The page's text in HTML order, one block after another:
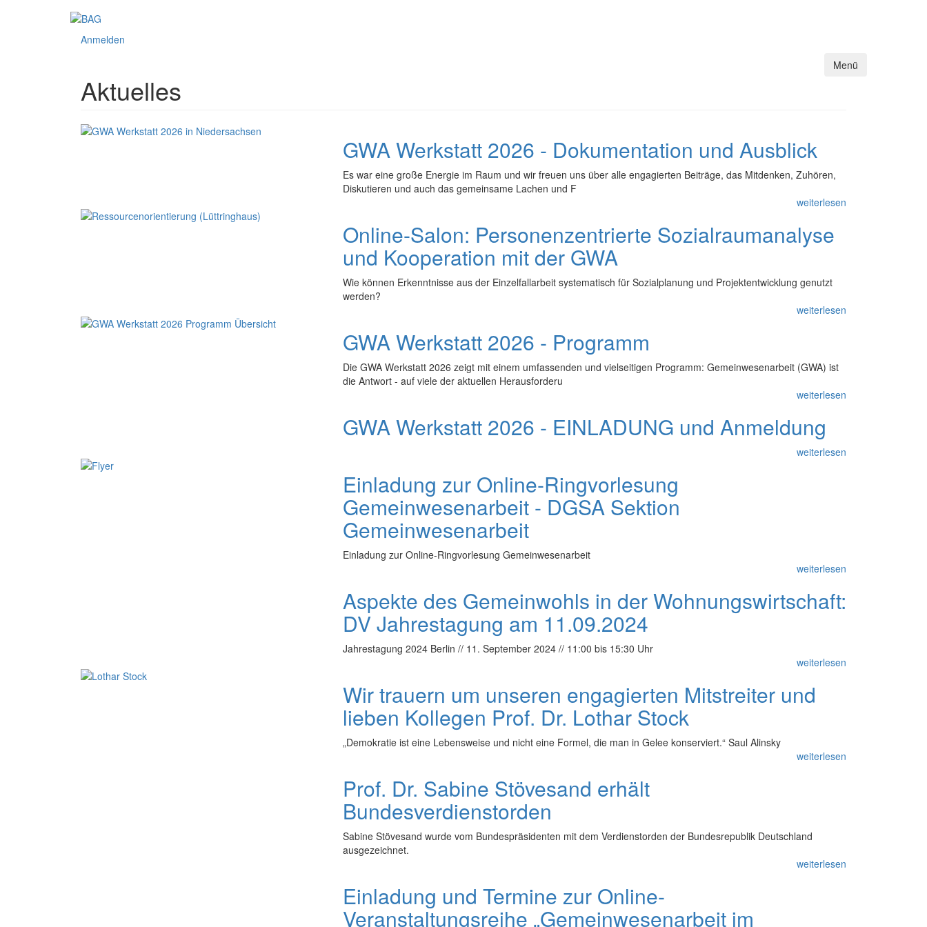
Anmelden
Menü
Aktuelles
GWA Werkstatt 2026 - Dokumentation und Ausblick
Es war eine große Energie im Raum und wir freuen uns über alle engagierten Beiträge, das Mitdenken, Zuhören,
Diskutieren und auch das gemeinsame Lachen und F
weiterlesen
Online-Salon: Personenzentrierte Sozialraumanalyse
und Kooperation mit der GWA
Wie können Erkenntnisse aus der Einzelfallarbeit systematisch für Sozialplanung und Projektentwicklung genutzt
werden?
weiterlesen
GWA Werkstatt 2026 - Programm
Die GWA Werkstatt 2026 zeigt mit einem umfassenden und vielseitigen Programm: Gemeinwesenarbeit (GWA) ist
die Antwort - auf viele der aktuellen Herausforderu
weiterlesen
GWA Werkstatt 2026 - EINLADUNG und Anmeldung
weiterlesen
Einladung zur Online-Ringvorlesung
Gemeinwesenarbeit - DGSA Sektion
Gemeinwesenarbeit
Einladung zur Online-Ringvorlesung Gemeinwesenarbeit
weiterlesen
Aspekte des Gemeinwohls in der Wohnungswirtschaft:
DV Jahrestagung am 11.09.2024
Jahrestagung 2024 Berlin // 11. September 2024 // 11:00 bis 15:30 Uhr
weiterlesen
Wir trauern um unseren engagierten Mitstreiter und
lieben Kollegen Prof. Dr. Lothar Stock
„Demokratie ist eine Lebensweise und nicht eine Formel, die man in Gelee konserviert.“ Saul Alinsky
weiterlesen
Prof. Dr. Sabine Stövesand erhält
Bundesverdienstorden
Sabine Stövesand wurde vom Bundespräsidenten mit dem Verdienstorden der Bundesrepublik Deutschland
ausgezeichnet.
weiterlesen
Einladung und Termine zur Online-
Veranstaltungsreihe „Gemeinwesenarbeit im